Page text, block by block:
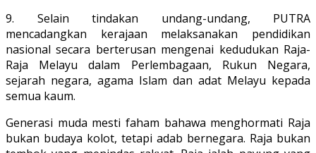
9. Selain tindakan undang-undang, PUTRA
mencadangkan kerajaan melaksanakan pendidikan
nasional secara berterusan mengenai kedudukan Raja-
Raja Melayu dalam Perlembagaan, Rukun Negara,
sejarah negara, agama Islam dan adat Melayu kepada
semua kaum.
Generasi muda mesti faham bahawa menghormati Raja
bukan budaya kolot, tetapi adab bernegara. Raja bukan